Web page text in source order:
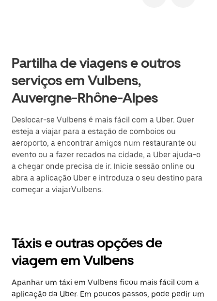
Partilha de viagens e outros
serviços em Vulbens,
Auvergne-Rhône-Alpes
Deslocar-se Vulbens é mais fácil com a Uber. Quer
esteja a viajar para a estação de comboios ou
aeroporto, a encontrar amigos num restaurante ou
evento ou a fazer recados na cidade, a Uber ajuda-o
a chegar onde precisa de ir. Inicie sessão online ou
abra a aplicação Uber e introduza o seu destino para
começar a viajarVulbens.
Táxis e outras opções de
viagem em Vulbens
Apanhar um táxi em Vulbens ficou mais fácil com a
aplicação da Uber. Em poucos passos, pode pedir um